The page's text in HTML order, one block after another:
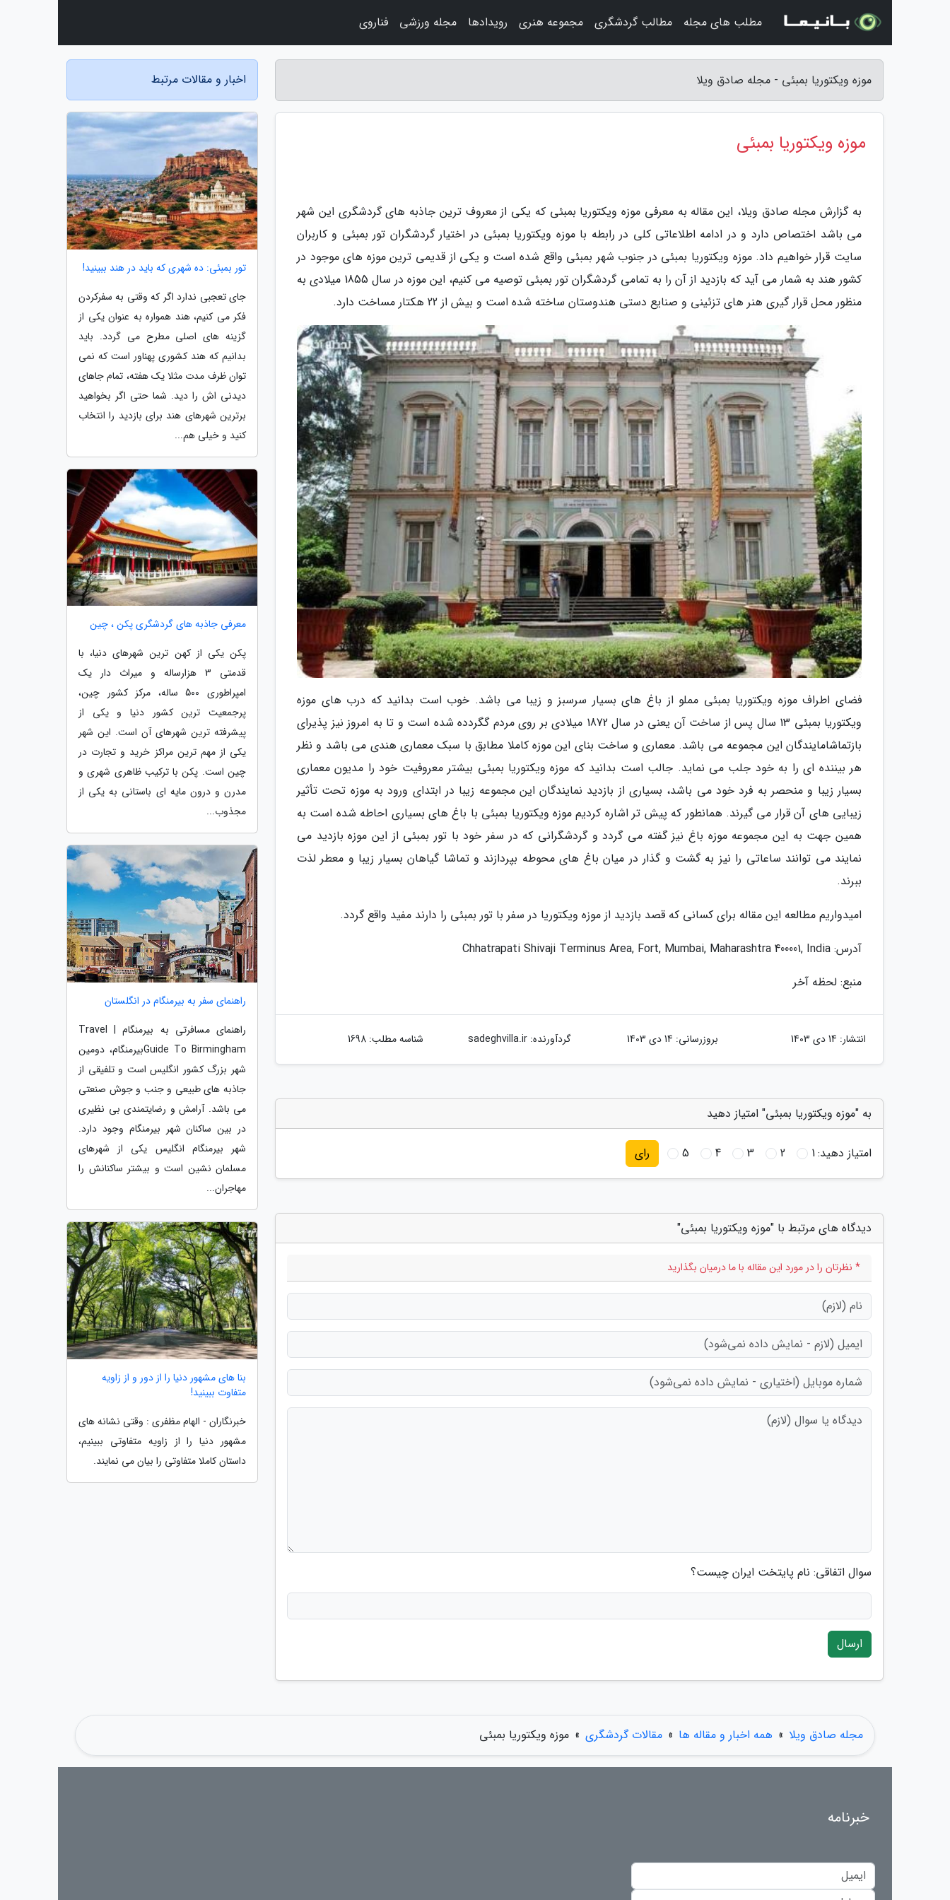
موزه ویکتوریا بمبئی - مجله صادق ویلا
موزه ویکتوریا بمبئی
به گزارش مجله صادق ویلا، این مقاله به معرفی موزه ویکتوریا بمبئی که یکی از معروف ترین جاذبه های گردشگری این شهر
می باشد اختصاص دارد و در ادامه اطلاعاتی کلی در رابطه با موزه ویکتوریا بمبئی در اختیار گردشگران تور بمبئی و کاربران
سایت قرار خواهیم داد. موزه ویکتوریا بمبئی در جنوب شهر بمبئی واقع شده است و یکی از قدیمی ترین موزه های موجود در
کشور هند به شمار می آید که بازدید از آن را به تمامی گردشگران تور بمبئی توصیه می کنیم، این موزه در سال 1855 میلادی به
منظور محل قرار گیری هنر های تزئینی و صنایع دستی هندوستان ساخته شده است و بیش از 22 هکتار مساخت دارد.
فضای اطراف موزه ویکتوریا بمبئی مملو از باغ های بسیار سرسبز و زیبا می باشد. خوب است بدانید که درب های موزه
ویکتوریا بمبئی 13 سال پس از ساخت آن یعنی در سال 1872 میلادی بر روی مردم گگردده شده است و تا به امروز نیز پذیرای
بازتماشامایندگان این مجموعه می باشد. معماری و ساخت بنای این موزه کاملا مطابق با سبک معماری هندی می باشد و نظر
هر بیننده ای را به خود جلب می نماید. جالب است بدانید که موزه ویکتوریا بمبئی بیشتر معروفیت خود را مدیون معماری
بسیار زیبا و منحصر به فرد خود می باشد، بسیاری از بازدید نمایندگان این مجموعه زیبا در ابتدای ورود به موزه تحت تأثیر
زیبایی های آن قرار می گیرند. همانطور که پیش تر اشاره کردیم موزه ویکتوریا بمبئی با باغ های بسیاری احاطه شده است به
همین جهت به این مجموعه موزه باغ نیز گفته می گردد و گردشگرانی که در سفر خود با تور بمبئی از این موزه بازدید می
نمایند می توانند ساعاتی را نیز به گشت و گذار در میان باغ های محوطه بپردازند و تماشا گیاهان بسیار زیبا و معطر لذت
ببرند.
امیدواریم مطالعه این مقاله برای کسانی که قصد بازدید از موزه ویکتوریا در سفر با تور بمبئی را دارند مفید واقع گردد.
آدرس: Chhatrapati Shivaji Terminus Area, Fort, Mumbai, Maharashtra 400001, India
منبع: لحظه آخر
انتشار: 14 دی 1403 بروزرسانی: 14 دی 1403 گردآورنده:sadeghvilla.ir شناسه مطلب: 1698
به "موزه ویکتوریا بمبئی" امتیاز دهید
امتیاز دهید:1
2
3
4
5 رای
دیدگاه های مرتبط با "موزه ویکتوریا بمبئی"
* نظرتان را در مورد این مقاله با ما درمیان بگذارید
سوال اتفاقی: نام پایتخت ایران چیست؟
ارسال
اخبار و مقالات مرتبط
تور بمبئی: ده شهری که باید در هند ببینید!
جای تعجبی ندارد اگر که وقتی به سفر­کردن
فکر می کنیم، هند همواره به عنوان یکی از
گزینه های اصلی مطرح می گردد. باید
بدانیم که هند کشوری پهناور است که نمی
توان ظرف مدت مثلا یک هفته، تمام جاهای
دیدنی اش را دید. شما حتی اگر بخواهید
برترین شهرهای هند برای بازدید را انتخاب
کنید و خیلی هم...
معرفی جاذبه های گردشگری پکن ، چین
پکن یکی از کهن ترین شهرهای دنیا، با
قدمتی 3 هزارساله و میراث دار یک
امپراطوری 500 ساله، مرکز کشور چین،
پرجمعیت ترین کشور دنیا و یکی از
پیشرفته ترین شهرهای آن است. این شهر
یکی از مهم ترین مراکز خرید و تجارت در
چین است. پکن با ترکیب ظاهری شهری و
مدرن و درون مایه ای باستانی به یکی از
مجذوب...
راهنمای سفر به بیرمنگام در انگلستان
راهنمای مسافرتی به بیرمنگام | Travel
Guide To Birminghamبیرمنگام، دومین
شهر بزرگ کشور انگلیس است و تلفیقی از
جاذبه های طبیعی و جنب و جوش صنعتی
می باشد. آرامش و رضایتمندی بی نظیری
در بین ساکنان شهر بیرمنگام وجود دارد.
شهر بیرمنگام انگلیس یکی از شهرهای
مسلمان نشین است و بیشتر ساکنانش را
مهاجران...
بنا های مشهور دنیا را از دور و از زاویه
متفاوت ببینید!
خبرنگاران - الهام مظفری : وقتی نشانه های
مشهور دنیا را از زاویه متفاوتی ببینیم،
داستان کاملا متفاوتی را بیان می نمایند.
مجله صادق ویلا » همه اخبار و مقاله ها » مقالات گردشگری » موزه ویکتوریا بمبئی
مطلب های مجله مطالب گردشگری مجموعه هنری رویدادها مجله ورزشی فناروی
خبرنامه